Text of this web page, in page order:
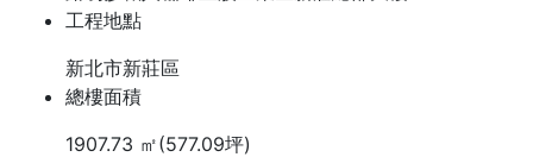
工程地點
新北市新莊區
總樓面積
1907.73 ㎡(577.09坪)